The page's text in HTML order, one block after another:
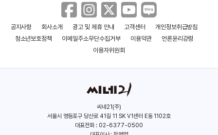
공지사항 회사소개 광고 및 제휴 안내 고객센터
개인정보취급방침
청소년보호정책
이메일주소무단수집거부 이용약관
언론윤리강령
이용자위원회
씨네21(주)
서울시 영등포구 당산로 41길 11 SK V1센터 E동 1102호
대표전화 : 02-6377-0500